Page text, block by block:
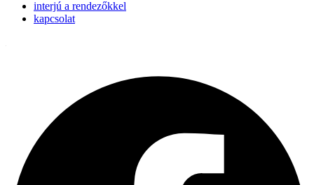
interjú a rendezőkkel
kapcsolat